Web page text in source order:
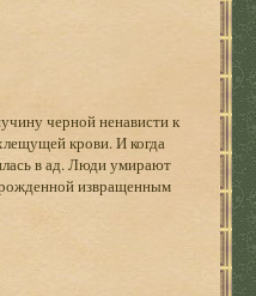
черной ненависти к
крови. И когда
в ад. Люди умирают
извращенным